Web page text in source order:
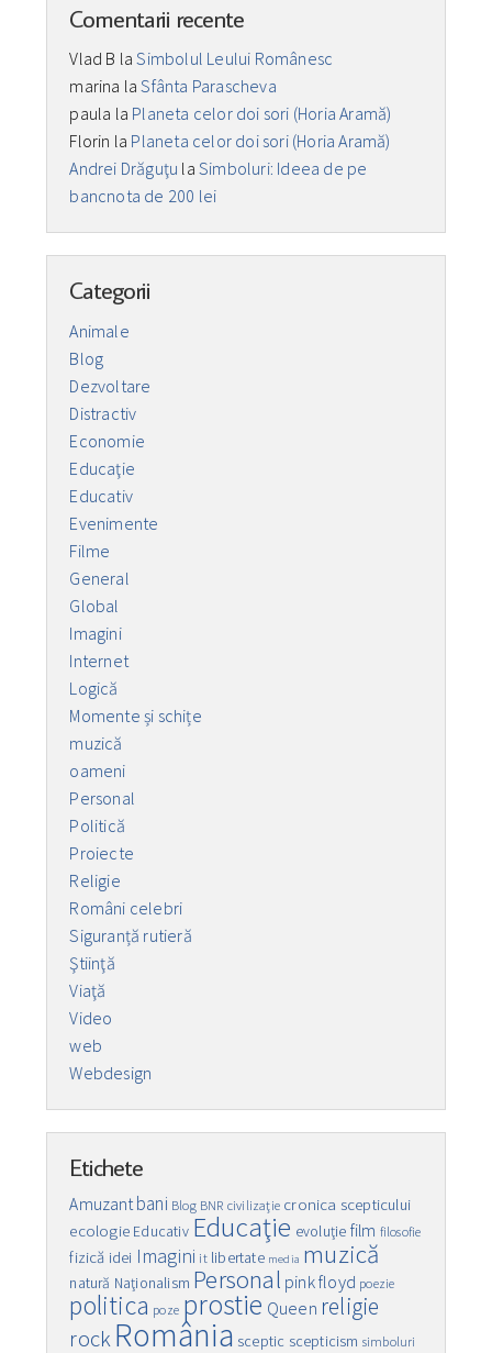
Comentarii recente
Vlad B laSimbolul Leului Românesc
marina laSfânta Parascheva
paula la Planeta celor doi sori (Horia Aramă)
Florin la Planeta celor doi sori (Horia Aramă)
Andrei Drăguţu laSimboluri: Ideea de pe
bancnota de 200 lei
Categorii
Animale
Blog
Dezvoltare
Distractiv
Economie
Educaţie
Educativ
Evenimente
Filme
General
Global
Imagini
Internet
Logică
Momente și schițe
muzică
oameni
Personal
Politică
Proiecte
Religie
Români celebri
Siguranță rutieră
Ştiinţă
Viaţă
Video
web
Webdesign
Etichete
Amuzant bani Blog BNR civilizaţie cronica scepticului
ecologie Educativ Educaţie evoluţie film filosofie
fizică idei Imagini it libertate media muzică
natură Naţionalism Personal pink floyd poezie
politica poze prostie Queen religie
rockRomânia sceptic scepticism simboluri